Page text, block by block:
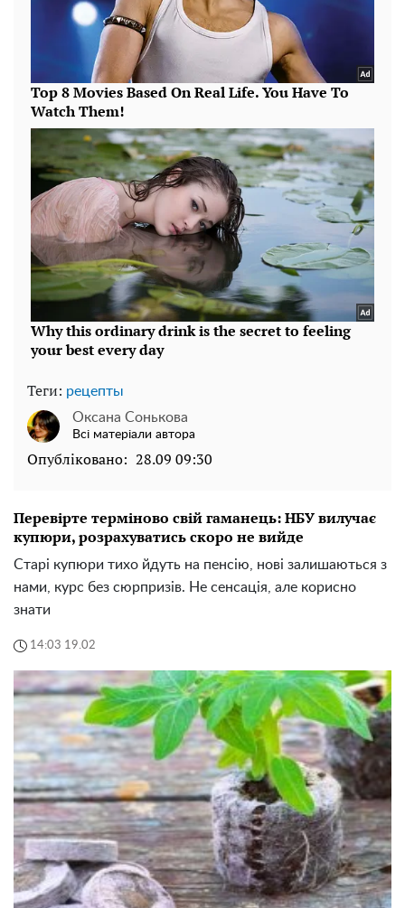
Теги: рецепты
Оксана Сонькова
Всі матеріали автора
Опубліковано: 28.09 09:30
Перевірте терміново свій гаманець: НБУ вилучає
купюри, розрахуватись скоро не вийде
Старі купюри тихо йдуть на пенсію, нові залишаються з
нами, курс без сюрпризів. Не сенсація, але корисно
знати
14:03 19.02